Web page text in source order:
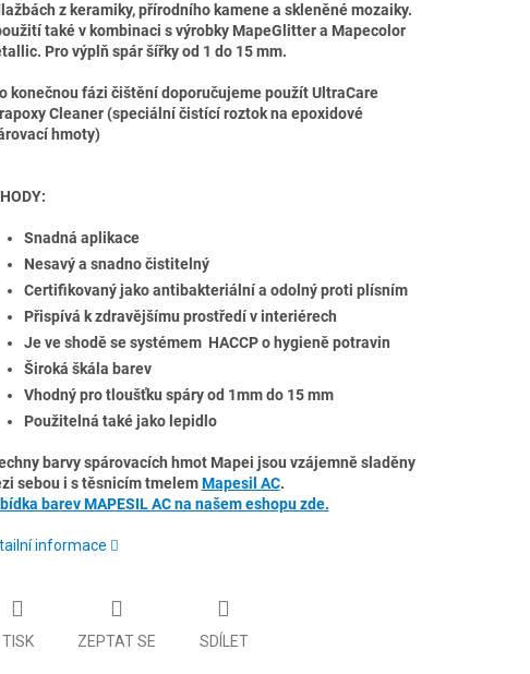
z keramiky, přírodního kamene a skleněné mozaiky.
také v kombinaci s výrobky MapeGlitter a Mapecolor
Pro výplň spár šířky od 1 do 15 mm.
konečnou fázi čištění doporučujeme použít UltraCare
Cleaner (speciální čistící roztok na epoxidové
hmoty)
Snadná aplikace
Nesavý a snadno čistitelný
Certifikovaný jako antibakteriální a odolný proti plísním
Přispívá k zdravějšímu prostředí v interiérech
Je ve shodě se systémem HACCP o hygieně potravin
Široká škála barev
Vhodný pro tloušťku spáry od 1mm do 15 mm
Použitelná také jako lepidlo
barvy spárovacích hmot Mapei jsou vzájemně sladěny
sebou i s těsnicím tmelemMapesil AC.
barev MAPESIL AC na našem eshopu zde.
informace
TISK ZEPTAT SE SDÍLET